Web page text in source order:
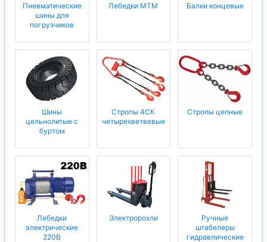
Пневматические
шины для
погрузчиков
Лебедки МТМ Балки концевые
Шины
цельнолитые с
буртом
Стропы 4СК
четырехветвевые
Стропы цепные
Лебедки
электрические
220В
Электророхли
Ручные
штабелеры
гидравлические